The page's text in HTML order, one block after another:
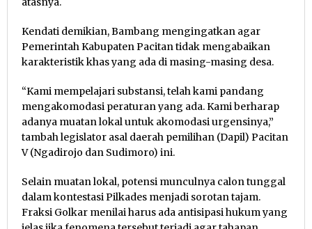
Kendati demikian, Bambang mengingatkan agar
Pemerintah Kabupaten Pacitan tidak mengabaikan
karakteristik khas yang ada di masing-masing desa.
“Kami mempelajari substansi, telah kami pandang
mengakomodasi peraturan yang ada. Kami berharap
adanya muatan lokal untuk akomodasi urgensinya,”
tambah legislator asal daerah pemilihan (Dapil) Pacitan
V (Ngadirojo dan Sudimoro) ini.
Selain muatan lokal, potensi munculnya calon tunggal
dalam kontestasi Pilkades menjadi sorotan tajam.
Fraksi Golkar menilai harus ada antisipasi hukum yang